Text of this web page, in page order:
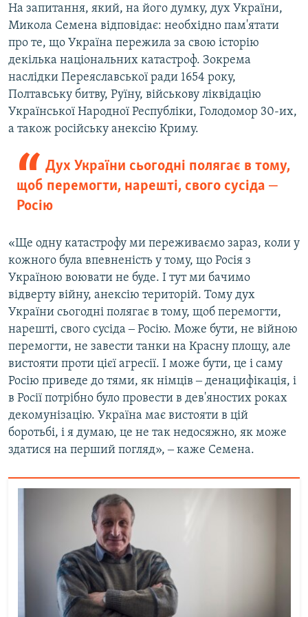
На запитання, який, на його думку, дух України,
Микола Семена відповідає: необхідно пам'ятати
про те, що Україна пережила за свою історію
декілька національних катастроф. Зокрема
наслідки Переяславської ради 1654 року,
Полтавську битву, Руїну, військову ліквідацію
Української Народної Республіки, Голодомор 30-их,
а також російську анексію Криму.
Дух України сьогодні полягає в тому,
щоб перемогти, нарешті, свого сусіда ‒
Росію
«Ще одну катастрофу ми переживаємо зараз, коли у
кожного була впевненість у тому, що Росія з
Україною воювати не буде. І тут ми бачимо
відверту війну, анексію територій. Тому дух
України сьогодні полягає в тому, щоб перемогти,
нарешті, свого сусіда ‒ Росію. Може бути, не війною
перемогти, не завести танки на Красну площу, але
вистояти проти цієї агресії. І може бути, це і саму
Росію приведе до тями, як німців ‒ денацифікація, і
в Росії потрібно було провести в дев'яностих роках
декомунізацію. Україна має вистояти в цій
боротьбі, і я думаю, це не так недосяжно, як може
здатися на перший погляд», ‒ каже Семена.